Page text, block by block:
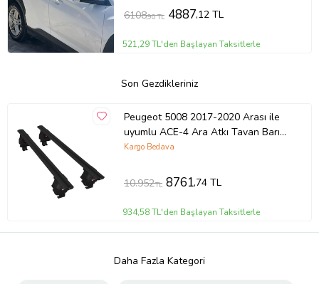
6108,90 TL 4887,12 TL
521,29 TL'den Başlayan Taksitlerle
Son Gezdikleriniz
Peugeot 5008 2017-2020 Arası ile
uyumlu ACE-4 Ara Atkı Tavan Barı
SİYAH
Kargo Bedava
10.952TL 8761,74 TL
934,58 TL'den Başlayan Taksitlerle
Daha Fazla Kategori